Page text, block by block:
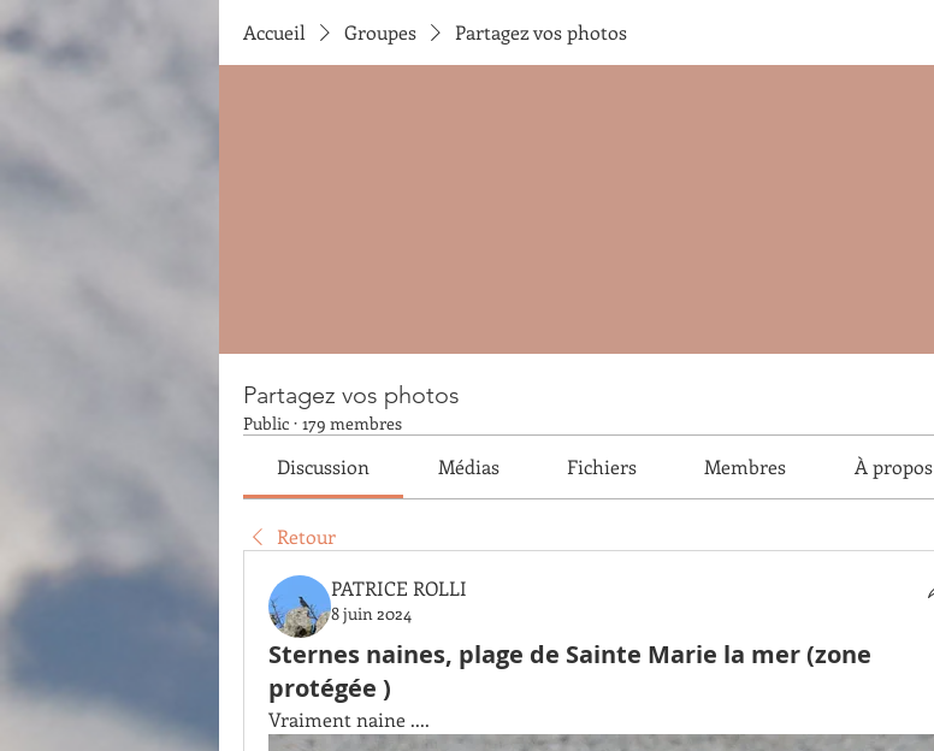
Accueil Groupes Partagez vos photos
Partagez vos photos
Public · 179 membres
Discussion Médias Fichiers Membres À propos
Retour
PATRICE ROLLI
8 juin 2024
Sternes naines, plage de Sainte Marie la mer (zone
protégée )
Vraiment naine ....